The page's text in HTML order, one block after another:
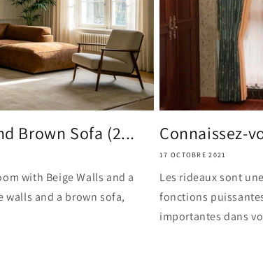
Brown Sofa (2...
with Beige Walls and a
walls and a brown sofa,
Connaissez-
17 OCTOBRE 2021
Les rideaux sont
fonctions
importantes dans